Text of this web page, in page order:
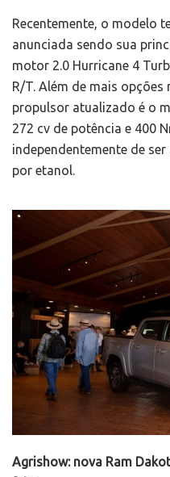
Recentemente, o modelo
anunciada sendo sua
motor 2.0 Hurricane 4
R/T. Além de mais opções
propulsor atualizado é o
272 cv de potência e 400
independentemente de
por etanol.
Agrishow: nova Ram